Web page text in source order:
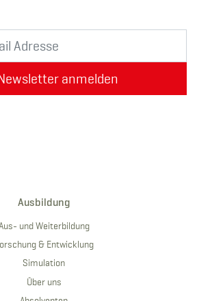
anmelden
Ausbildung
und Weiterbildung
& Entwicklung
Simulation
Über uns